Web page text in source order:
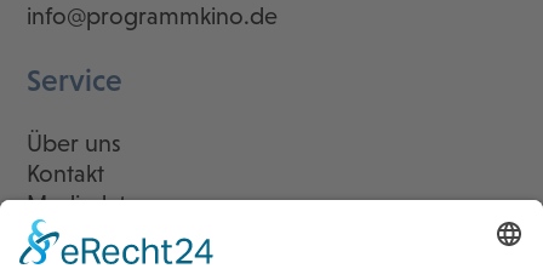
info@programmkino.de
Service
Über uns
Kontakt
Mediadaten
Newsletter
LogIn